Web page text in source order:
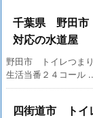
千葉県 野田
対応の水道屋
野田市 トイレつま
生活当番２４コール
四街道市 ト